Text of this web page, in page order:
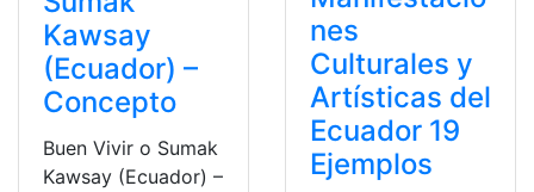
Kawsay
(Ecuador) –
Concepto
Buen Vivir o Sumak
Kawsay (Ecuador) –
nes
Culturales y
Artísticas del
Ecuador 19
Ejemplos